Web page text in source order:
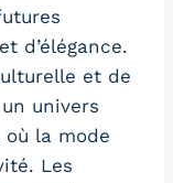
d’élégance.
et de
univers
la mode
Les